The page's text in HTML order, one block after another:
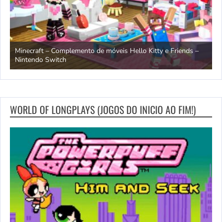
OCTOPATH TRAVELER e OCTOPATH TRAVELER II – Trailer da
data de lançamento – Nintendo Switch 2
WORLD OF LONGPLAYS (JOGOS DO INICIO AO FIM!)